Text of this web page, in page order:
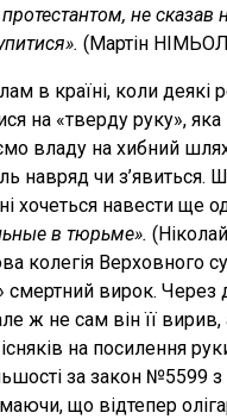
не
(Мартін
в країні, коли деякі
на «тверду руку»,
владу на хибний
навряд чи
хочеться навести ще
ые в тюрьме».
колегія
смертний вирок.
ж не сам він її вирив,
на посилення
за закон №5599
що відтепер